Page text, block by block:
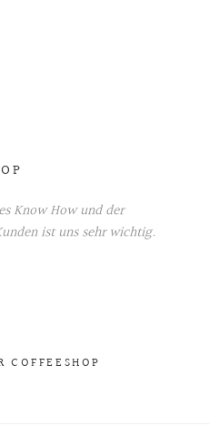
Know How und der
ist uns sehr wichtig.